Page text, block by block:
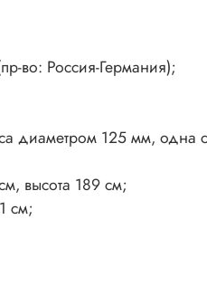
во: Россия-Германия);
диаметром 125 мм, одна
высота 189 см;
см;